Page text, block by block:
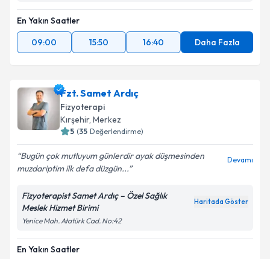
En Yakın Saatler
09:00
15:50 16:40 Daha Fazla
Fzt. Samet Ardıç
Fizyoterapi
Kırşehir, Merkez
5 (35 Değerlendirme)
Bugün çok mutluyum günlerdir ayak düşmesinden
muzdariptim ilk defa düzgün...
Devamı
Fizyoterapist Samet Ardıç – Özel Sağlık
Meslek Hizmet Birimi
Haritada Göster
Yenice Mah. Atatürk Cad. No:42
En Yakın Saatler